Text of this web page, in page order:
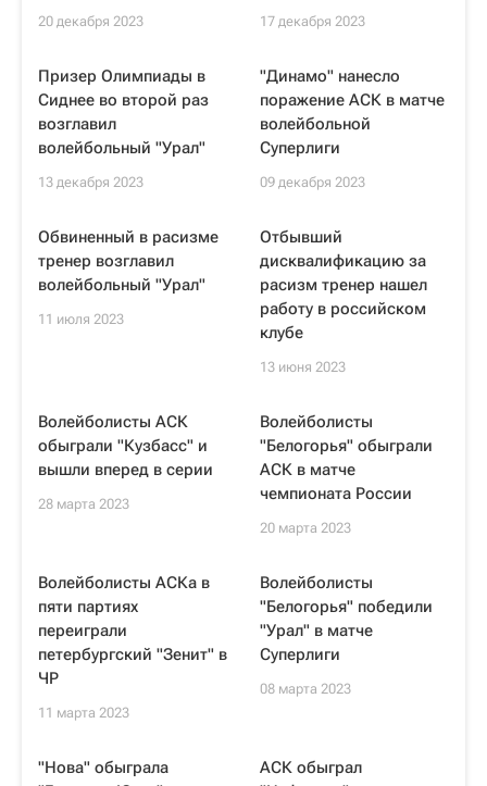
20 декабря 2023 17 декабря 2023
Призер Олимпиады в
Сиднее во второй раз
возглавил
волейбольный "Урал"
13 декабря 2023
"Динамо" нанесло
поражение АСК в матче
волейбольной
Суперлиги
09 декабря 2023
Обвиненный в расизме
тренер возглавил
волейбольный "Урал"
11 июля 2023
Отбывший
дисквалификацию за
расизм тренер нашел
работу в российском
клубе
13 июня 2023
Волейболисты АСК
обыграли "Кузбасс" и
вышли вперед в серии
28 марта 2023
Волейболисты
"Белогорья" обыграли
АСК в матче
чемпионата России
20 марта 2023
Волейболисты АСКа в
пяти партиях
переиграли
петербургский "Зенит" в
ЧР
11 марта 2023
Волейболисты
"Белогорья" победили
"Урал" в матче
Суперлиги
08 марта 2023
"Нова" обыграла
АСК обыграл